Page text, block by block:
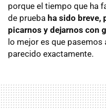
porque el tiempo que ha
de prueba ha sido breve,
picarnos y dejarnos con
lo mejor es que pasemos
parecido exactamente.